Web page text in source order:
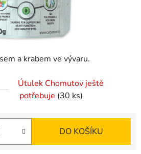
a krabem ve vývaru.
Útulek Chomutov ještě
potřebuje (30 ks)
DO KOŠÍKU